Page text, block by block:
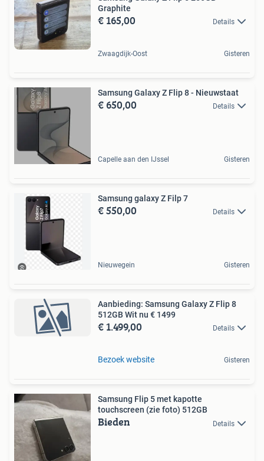
Graphite
€ 165,00 Details
Zwaagdijk-Oost Gisteren
Samsung Galaxy Z Flip 8 - Nieuwstaat
€ 650,00 Details
Capelle aan den IJssel Gisteren
Samsung galaxy Z Filp 7
€ 550,00 Details
Nieuwegein Gisteren
Aanbieding: Samsung Galaxy Z Flip 8
512GB Wit nu € 1499
€ 1.499,00 Details
Bezoek website Gisteren
Samsung Flip 5 met kapotte
touchscreen (zie foto) 512GB
Bieden Details